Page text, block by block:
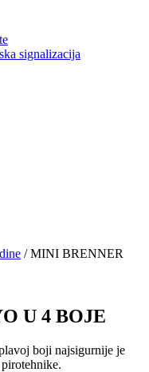
signalizacija
/MINI BRENNER
U 4 BOJE
boji najsigurnije je